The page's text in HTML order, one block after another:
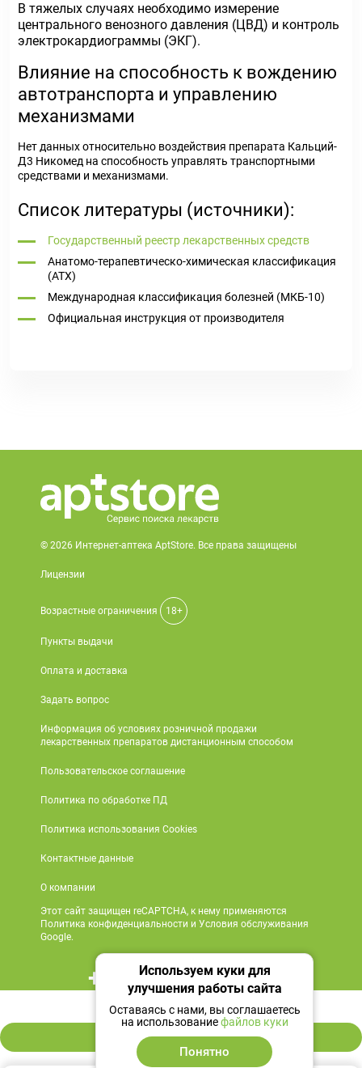
557 ₽
В корзину
В тяжелых случаях необходимо измерение
центрального венозного давления (ЦВД) и контроль
электрокардиограммы (ЭКГ).
Влияние на способность к вождению
автотранспорта и управлению
механизмами
Нет данных относительно воздействия препарата Кальций-
Д3 Никомед на способность управлять транспортными
средствами и механизмами.
Список литературы (источники):
Государственный реестр лекарственных средств
Анатомо-терапевтическо-химическая классификация
(ATX)
Международная классификация болезней (МКБ-10)
Официальная инструкция от производителя
© 2026 Интернет-аптека AptStore. Все права защищены
Лицензии
Возрастные ограничения 18+
Пункты выдачи
Оплата и доставка
Задать вопрос
Информация об условиях розничной продажи
лекарственных препаратов дистанционным способом
Пользовательское соглашение
Политика по обработке ПД
Политика использования Cookies
Контактные данные
О компании
Этот сайт защищен reCAPTCHA, к нему применяются
Политика конфиденциальности и Условия обслуживания
Google.
+7 495 419 18 18
Мы в социальных сетях
Используем куки для
улучшения работы сайта
Оставаясь с нами, вы соглашаетесь
на использованиефайлов куки
Понятно